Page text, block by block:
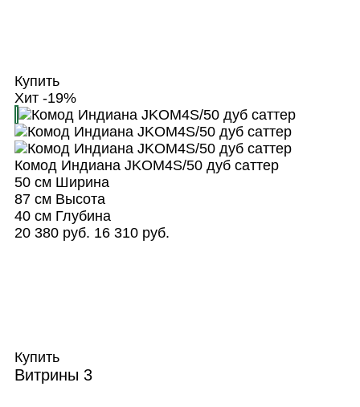
Купить
Хит -19%
Комод Индиана JKOM4S/50 дуб саттер
50 смШирина
87 смВысота
40 смГлубина
20 380 руб. 16 310 руб.
Купить
Витрины 3